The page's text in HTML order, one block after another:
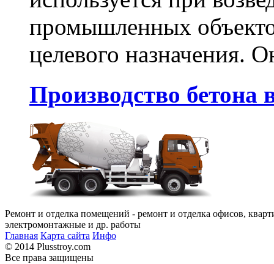
промышленных
целевого назначения.
Производство бетона
Ремонт и отделка помещений - ремонт и отделка офисов,
электромонтажные и др. работы
Главная Карта сайта Инфо
© 2014 Plusstroy.com
Все права защищены